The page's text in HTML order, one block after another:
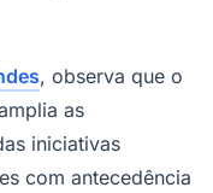
, observa que o
as
iniciativas
com antecedência